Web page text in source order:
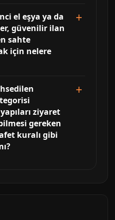
el eşya ya da
güvenilir ilan
sahte
için nelere
ziyaret
gereken
kuralı gibi